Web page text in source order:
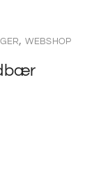
,WEBSHOP